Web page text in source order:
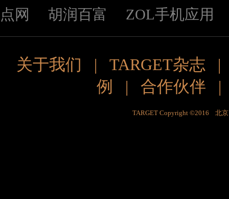
点网
胡润百富 ZOL手机应用
关于我们 | TARGET杂志
例
| 合作伙伴
TARGET Copyright ©2016 北